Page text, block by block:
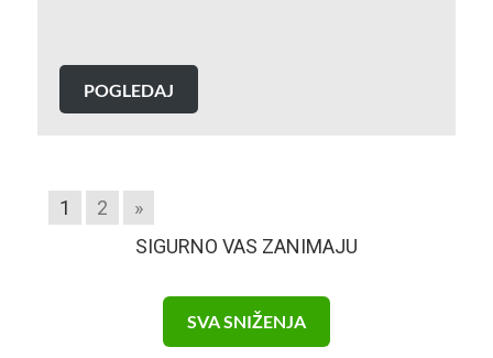
POGLEDAJ
1 2
»
SIGURNO VAS ZANIMAJU
SVA SNIŽENJA